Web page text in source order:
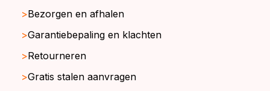
Bezorgen en afhalen
Garantiebepaling en klachten
Retourneren
Gratis stalen aanvragen